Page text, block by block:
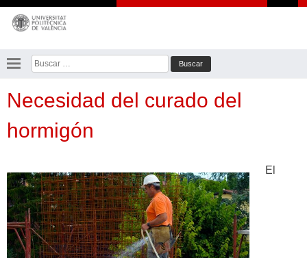
Saltar
contenido
Buscar:
Necesidad del curado del
hormigón
El